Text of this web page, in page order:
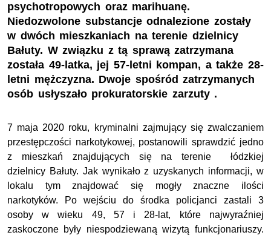
psychotropowych oraz marihuanę.
Niedozwolone substancje odnalezione zostały
w dwóch mieszkaniach na terenie dzielnicy
Bałuty. W związku z tą sprawą zatrzymana
została 49-latka, jej 57-letni kompan, a także 28-
letni mężczyzna. Dwoje spośród zatrzymanych
osób usłyszało prokuratorskie zarzuty .
7 maja 2020 roku, kryminalni zajmujący się zwalczaniem
przestępczości narkotykowej, postanowili sprawdzić jedno
z mieszkań znajdujących się na terenie łódzkiej
dzielnicy Bałuty. Jak wynikało z uzyskanych informacji, w
lokalu tym znajdować się mogły znaczne ilości
narkotyków. Po wejściu do środka policjanci zastali 3
osoby w wieku 49, 57 i 28-lat, które najwyraźniej
zaskoczone były niespodziewaną wizytą funkcjonariuszy.